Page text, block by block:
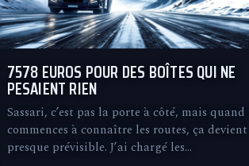
7578 EUROS POUR DES BOÎTES QUI NE
PESAIENT RIEN
Sassari, c’est pas la porte à côté, mais
commences à connaître les routes, ça devient
presque prévisible. J’ai chargé les…